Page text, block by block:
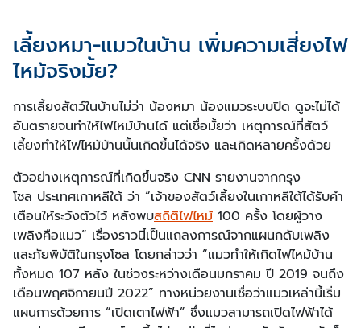
เลี้ยงหมา-แมวในบ้าน เพิ่มความเสี่ยงไฟ
ไหม้จริงมั้ย?
การเลี้ยงสัตว์ในบ้านไม่ว่า น้องหมา น้องแมวระบบปิด ดูจะไม่ได้
อันตรายจนทำให้ไฟไหม้บ้านได้ แต่เชื่อมั้ยว่า เหตุการณ์ที่สัตว์
เลี้ยงทำให้ไฟไหม้บ้านนั้นเกิดขึ้นได้จริง และเกิดหลายครั้งด้วย
ตัวอย่างเหตุการณ์ที่เกิดขึ้นจริง CNN รายงานจากกรุง
โซล ประเทศเกาหลีใต้ ว่า “เจ้าของสัตว์เลี้ยงในเกาหลีใต้ได้รับคำ
เตือนให้ระวังตัวไว้ หลังพบสถิติไฟไหม้ 100 ครั้ง โดยผู้วาง
เพลิงคือแมว” เรื่องราวนี้เป็นแถลงการณ์จากแผนกดับเพลิง
และภัยพิบัติในกรุงโซล โดยกล่าวว่า “แมวทำให้เกิดไฟไหม้บ้าน
ทั้งหมด 107 หลัง ในช่วงระหว่างเดือนมกราคม ปี 2019 จนถึง
เดือนพฤศจิกายนปี 2022” ทางหน่วยงานเชื่อว่าแมวเหล่านี้เริ่ม
แผนการด้วยการ “เปิดเตาไฟฟ้า” ซึ่งแมวสามารถเปิดไฟฟ้าได้